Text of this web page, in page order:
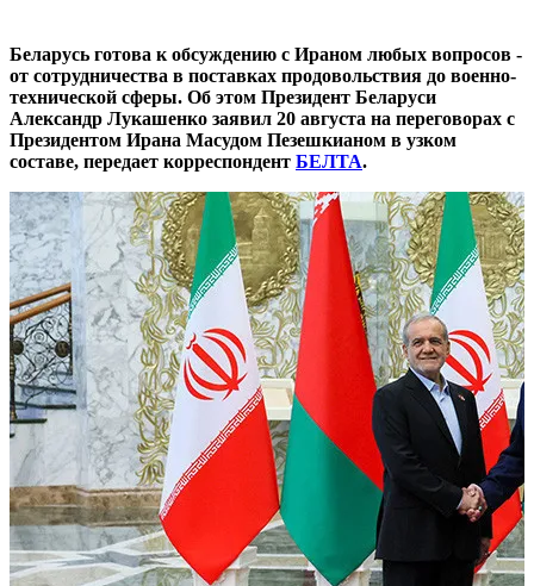
Беларусь готова к обсуждению с Ираном любых вопросов -
от сотрудничества в поставках продовольствия до военно-
технической сферы. Об этом Президент Беларуси
Александр Лукашенко заявил 20 августа на переговорах с
Президентом Ирана Масудом Пезешкианом в узком
составе, передает корреспондент БЕЛТА.